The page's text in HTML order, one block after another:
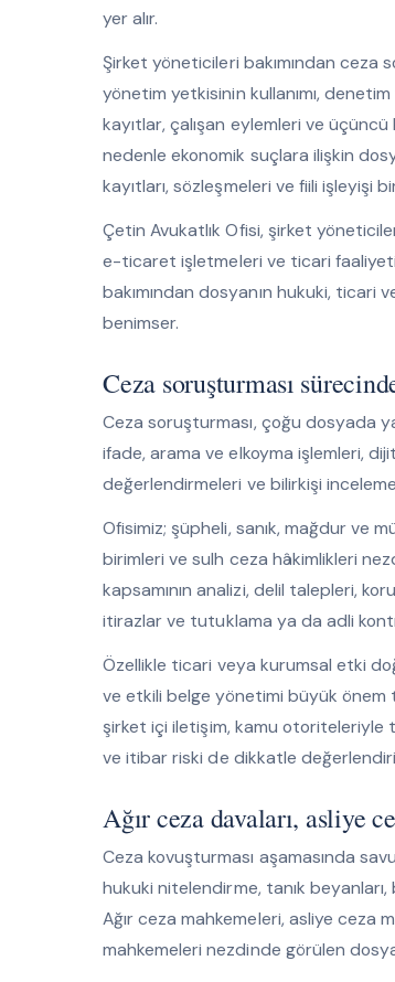
yer alır.
Şirket yöneticileri bakımından ceza
yönetim yetkisinin kullanımı,
kayıtlar, çalışan eylemleri ve
nedenle ekonomik suçlara ilişkin
kayıtları, sözleşmeleri ve fiili işleyişi
Çetin Avukatlık Ofisi, şirket
e-ticaret işletmeleri ve ticari
bakımından dosyanın hukuki, ticari
benimser.
Ceza soruşturması
Ceza soruşturması, çoğu dosyada
ifade, arama ve elkoyma işlemleri,
değerlendirmeleri ve bilirkişi
Ofisimiz; şüpheli, sanık, mağdur ve
birimleri ve sulh ceza hâkimlikleri
kapsamının analizi, delil talepleri,
itirazlar ve tutuklama ya da adli
Özellikle ticari veya kurumsal etki
ve etkili belge yönetimi büyük önem
şirket içi iletişim, kamu otoriteleriyle
ve itibar riski de dikkatle
Ağır ceza davaları, asliye
Ceza kovuşturması aşamasında
hukuki nitelendirme, tanık
Ağır ceza mahkemeleri, asliye ceza
mahkemeleri nezdinde görülen